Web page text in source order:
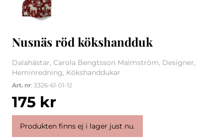
Nusnäs röd kökshandduk
Dalahästar, Carola Bengtsson Malmström, Designer,
Heminredning, Kökshanddukar
Art. nr: 3326-61-01-12
175 kr
Produkten finns ej i lager just nu.